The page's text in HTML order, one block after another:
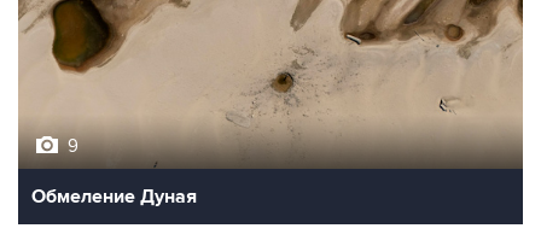
9
Обмеление Дуная